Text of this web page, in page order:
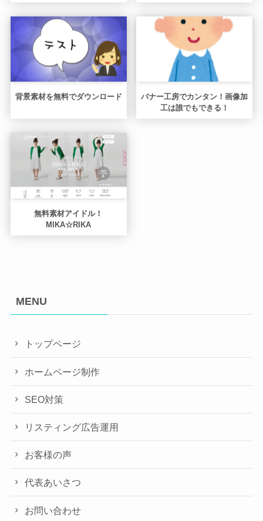
背景素材を無料でダウンロード
バナー工房でカンタン！画像加
工は誰でもできる！
無料素材アイドル！
MIKA☆RIKA
MENU
トップページ
ホームページ制作
SEO対策
リスティング広告運用
お客様の声
代表あいさつ
お問い合わせ